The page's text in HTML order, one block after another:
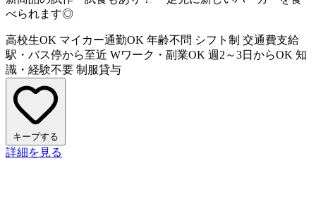
べられます◎
高校生OK マイカー通勤OK 年齢不問 シフト制 交通費支給
駅・バス停から至近 Wワーク・副業OK 週2～3日からOK 知
識・経験不要 制服貸与
キープする
詳細を見る